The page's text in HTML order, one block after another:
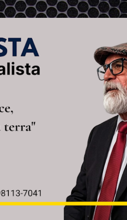
conteúdo principal